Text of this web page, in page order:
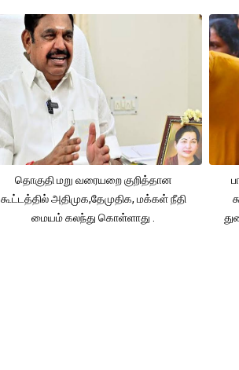
தொகுதி மறு வரையறை குறித்தான
கூட்டத்தில் அதிமுக,தேமுதிக, மக்கள் நீதி
மையம் கலந்து கொள்ளாது .